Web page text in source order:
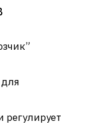
для
регулирует